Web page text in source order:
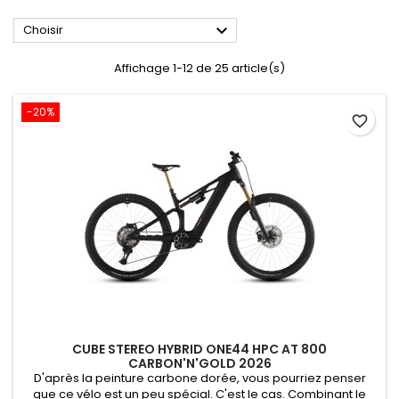
Choisir 
Affichage 1-12 de 25 article(s)
-20%
CUBE STEREO HYBRID ONE44 HPC AT 800
CARBON'N'GOLD 2026
D'après la peinture carbone dorée, vous pourriez penser
que ce vélo est un peu spécial. C'est le cas. Combinant le
favorite_border